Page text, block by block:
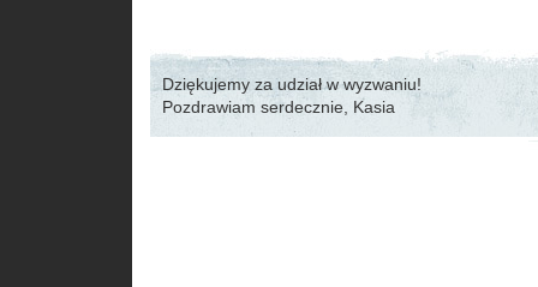
Dziękujemy za udział w wyzwaniu!
Pozdrawiam serdecznie, Kasia